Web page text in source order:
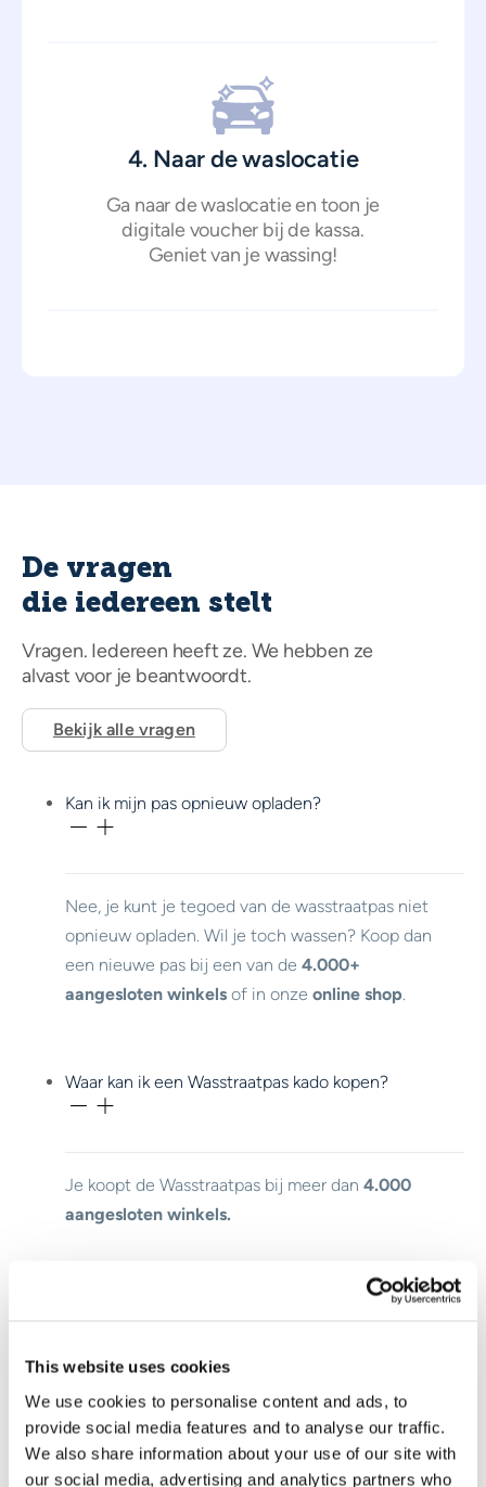
This website uses cookies
We use cookies to personalise content and ads, to
provide social media features and to analyse our traffic.
We also share information about your use of our site with
our social media, advertising and analytics partners who
4. Naar de waslocatie
Ga naar de waslocatie en toon je
digitale voucher bij de kassa.
Geniet van je wassing!
De vragen
die iedereen stelt
Vragen. Iedereen heeft ze. We hebben ze
alvast voor je beantwoordt.
Bekijk alle vragen
Kan ik mijn pas opnieuw opladen?
Nee, je kunt je tegoed van de wasstraatpas niet
opnieuw opladen. Wil je toch wassen? Koop dan
een nieuwe pas bij een van de 4.000+
aangesloten winkels of in onze online shop.
Waar kan ik een Wasstraatpas kado kopen?
Je koopt de Wasstraatpas bij meer dan 4.000
aangesloten winkels.
Waar kan ik mijn Wasstraapas kado gebruiken?
Benieuwd waar je je Wasstraatpas kado kunt
inzetten?Bekijk hierwelke carwashes bij jou in
de buurt meedoen.